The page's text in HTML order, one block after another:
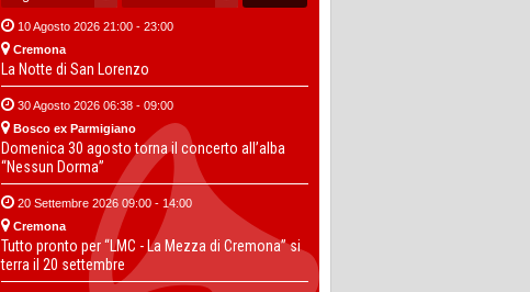
10 Agosto 2026 21:00 - 23:00
Cremona
La Notte di San Lorenzo
30 Agosto 2026 06:38 - 09:00
Bosco ex Parmigiano
Domenica 30 agosto torna il concerto all’alba
“Nessun Dorma”
20 Settembre 2026 09:00 - 14:00
Cremona
Tutto pronto per “LMC - La Mezza di Cremona” si
terra il 20 settembre